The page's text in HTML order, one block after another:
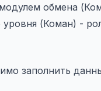
обмена
уровня (Коман) -
заполнить